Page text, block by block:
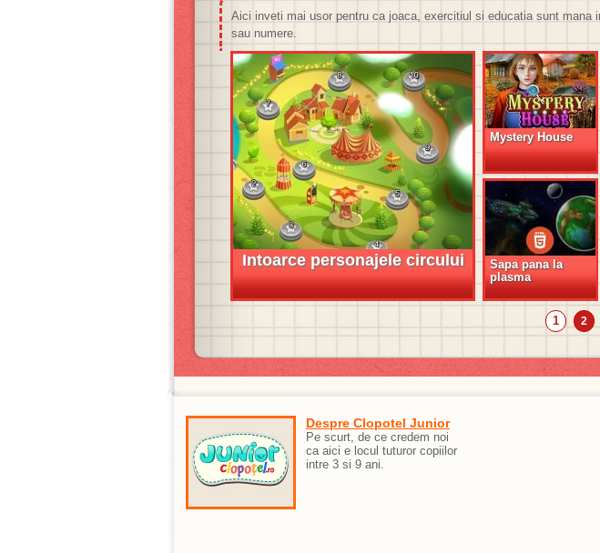
Aici inveti mai usor pentru ca joaca, exercitiul si educatia sunt
sau numere.
Intoarce personajele circului
Mystery House
Sapa pana la
plasma
1 2
Despre Clopotel Junior
Pe scurt, de ce credem noi
ca aici e locul tuturor copiilor
intre 3 si 9 ani.